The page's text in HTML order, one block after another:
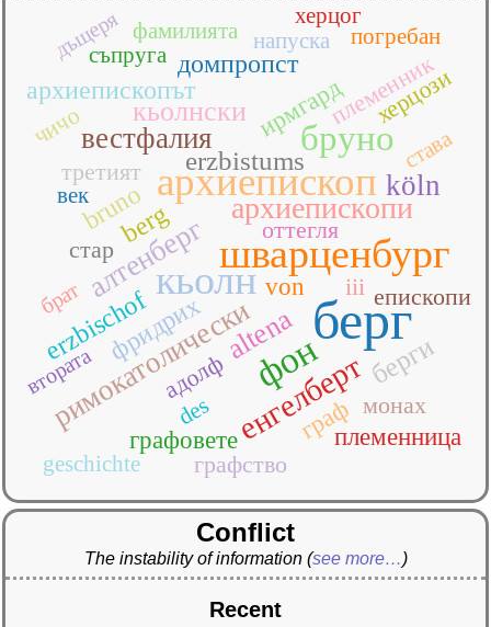
берг
кьолн
шварценбург
архиепископ
фон
бруно
енгелберт
архиепископи
köln
алтенберг
вестфалия
римокатолическиaltena
кьолнски
erzbistums
берги
berg
bruno
erzbischof
архиепископът
домпропст
фридрих
von
граф
графовете
ирмгард
племенница
iii
адолф
графство
епископи
монах
оттегля
племенник
стар
третият
херцози
чичо
des
geschichte
век
напуска погребан
става
съпруга
фамилията
херцог
брат
втората
дъщеря
Conflict
The instability of information (see more…)
Recent